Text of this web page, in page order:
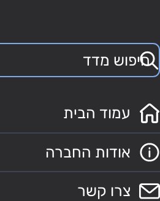
עמוד הבית
אודות החברה
צרו קשר